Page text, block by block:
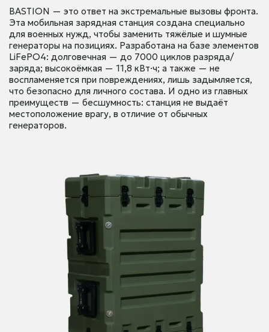
BASTION — это ответ на экстремальные вызовы фронта.
Эта мобильная зарядная станция создана специально
для военных нужд, чтобы заменить тяжёлые и шумные
генераторы на позициях. Разработана на базе элементов
LiFePO4: долговечная — до 7000 циклов разряда/
заряда; высокоёмкая — 11,8 кВт·ч; а также — не
воспламеняется при повреждениях, лишь задымляется,
что безопасно для личного состава. И одно из главных
преимуществ — бесшумность: станция не выдаёт
местоположение врагу, в отличие от обычных
генераторов.